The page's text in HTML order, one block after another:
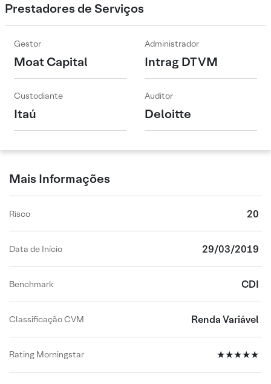
Prestadores de Serviços
Gestor
Moat Capital
Administrador
Intrag DTVM
Custodiante
Itaú
Auditor
Deloitte
Mais Informações
Risco 20
Data de Início 29/03/2019
Benchmark CDI
Classificação CVM Renda Variável
Rating Morningstar ★★★★★